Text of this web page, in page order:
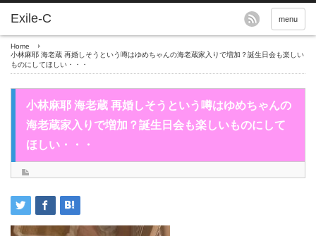
menu
Home
小林麻耶 海老蔵 再婚しそうという噂はゆめちゃんの海老蔵家入りで増加？誕生日会も楽しい
ものにしてほしい・・・
小林麻耶 海老蔵 再婚しそうという噂はゆめちゃんの
海老蔵家入りで増加？誕生日会も楽しいものにして
ほしい・・・